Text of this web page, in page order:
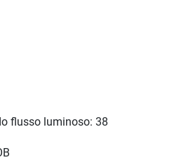
flusso luminoso: 38